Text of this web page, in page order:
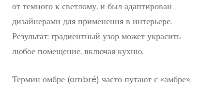
от темного к светлому, и был адаптирован
дизайнерами для применения в интерьере.
Результат: градиентный узор может украсить
любое помещение, включая кухню.
Термин омбре (ombré) часто путают с «амбре».